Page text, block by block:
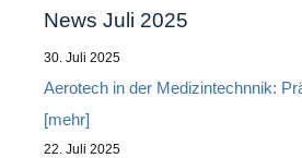
News Juli 2025
30. Juli 2025
Aerotech in der Medizintechnnik:
[mehr]
22. Juli 2025